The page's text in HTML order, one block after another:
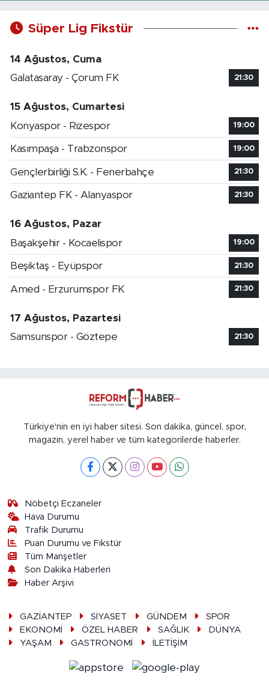
Süper Lig Fikstür
14 Ağustos, Cuma
Galatasaray - Çorum FK
21:30
15 Ağustos, Cumartesi
Konyaspor - Rizespor
19:00
Kasımpaşa - Trabzonspor 19:00
Gençlerbirliği S.K. - Fenerbahçe 21:30
Gaziantep FK - Alanyaspor 21:30
16 Ağustos, Pazar
Başakşehir - Kocaelispor
19:00
Beşiktaş - Eyüpspor 21:30
Amed - Erzurumspor FK 21:30
17 Ağustos, Pazartesi
Samsunspor - Göztepe
21:30
Türkiye'nin en iyi haber sitesi. Son dakika, güncel, spor,
magazin, yerel haber ve tüm kategorilerde haberler.
Nöbetçi Eczaneler
Hava Durumu
Trafik Durumu
Puan Durumu ve Fikstür
Tüm Manşetler
Son Dakika Haberleri
Haber Arşivi
GAZİANTEP SİYASET GÜNDEM
SPOR
EKONOMİ
ÖZEL HABER SAĞLIK
DÜNYA
YAŞAM
GASTRONOMİ İLETİŞİM